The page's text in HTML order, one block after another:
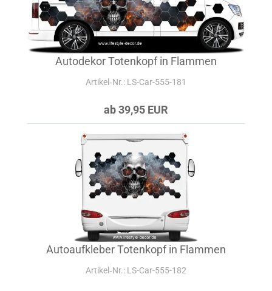
Autodekor Totenkopf in Flammen
Artikel‑Nr.: LS-Car-555-181
ab 39,95 EUR
Autoaufkleber Totenkopf in Flammen
Artikel‑Nr.: LS-Car-555-182